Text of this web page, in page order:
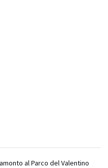
al Parco del Valentino